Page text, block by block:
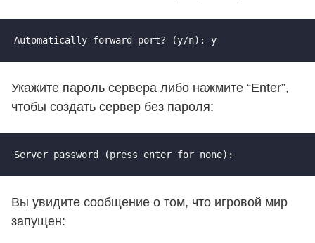
Automatically forward port? (y/n): y
Укажите пароль сервера либо нажмите “Enter”,
чтобы создать сервер без пароля:
Server password (press enter for none):
Вы увидите сообщение о том, что игровой мир
запущен: